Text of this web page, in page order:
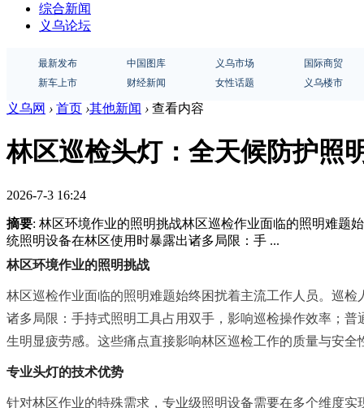
综合新闻
义乌论坛
最新发布 中国图库 义乌市场
国际商贸
新车上市
财经新闻 女性话题 义乌楼市
义乌网 › 首页 ›其他新闻 › 查看内容
林区巡检头灯：全天候防护照
2026-7-3 16:24
摘要: 林区环境作业的照明挑战林区巡检作业面临的照明难题
统照明设备在林区使用时暴露出诸多局限：手 ...
林区环境作业的照明挑战
林区巡检作业面临的照明难题始终困扰着主流工作人员。巡
诸多局限：手持式照明工具占用双手，影响巡检操作效率；
生明显疲劳感。这些痛点直接影响林区巡检工作的质量与安全
专业头灯的技术优势
针对林区作业的特殊需求，专业级照明设备需要在多个维度